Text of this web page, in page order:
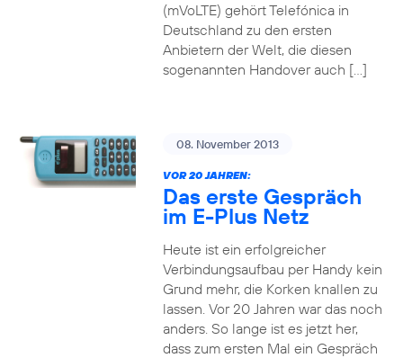
(mVoLTE) gehört Telefónica in
Deutschland zu den ersten
Anbietern der Welt, die diesen
sogenannten Handover auch […]
08. November 2013
VOR 20 JAHREN:
Das erste Gespräch
im E-Plus Netz
Heute ist ein erfolgreicher
Verbindungsaufbau per Handy kein
Grund mehr, die Korken knallen zu
lassen. Vor 20 Jahren war das noch
anders. So lange ist es jetzt her,
dass zum ersten Mal ein Gespräch